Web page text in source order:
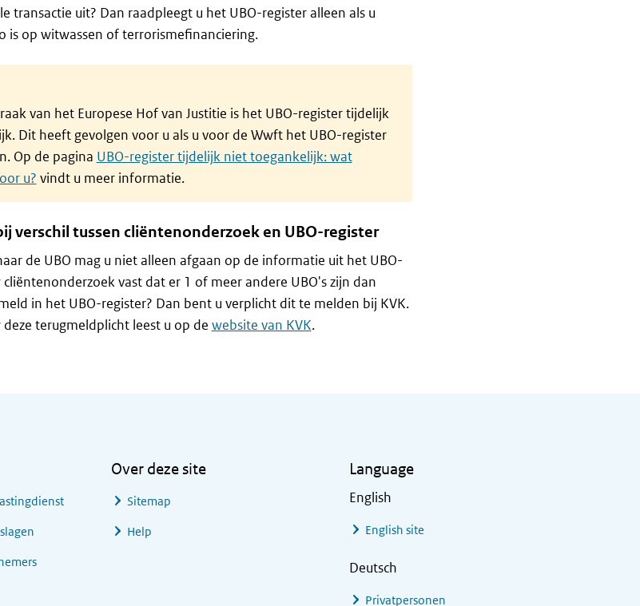
transactie uit? Dan raadpleegt u het UBO-register alleen als u
is op witwassen of terrorismefinanciering.
van het Europese Hof van Justitie is het UBO-register tijdelijk
Dit heeft gevolgen voor u als u voor de Wwft het UBO-register
Op de pagina UBO-register tijdelijk niet toegankelijk: wat
u? vindt u meer informatie.
verschil tussen cliëntenonderzoek en UBO-register
de UBO mag u niet alleen afgaan op de informatie uit het UBO-
cliëntenonderzoek vast dat er 1 of meer andere UBO's zijn dan
in het UBO-register? Dan bent u verplicht dit te melden bij KVK.
terugmeldplicht leest u op de website van KVK.
Over deze site
Sitemap
Help
Language
English
English site
Deutsch
Privatpersonen